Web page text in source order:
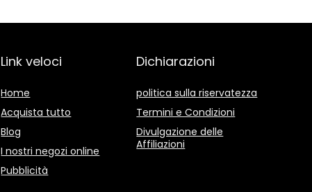
Link veloci
Home
Acquista tutto
Blog
I nostri negozi online
Pubblicità
Dichiarazioni
politica sulla riservatezza
Termini e Condizioni
Divulgazione delle
Affiliazioni